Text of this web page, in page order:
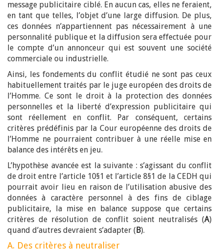
message publicitaire ciblé. En aucun cas, elles ne feraient,
en tant que telles, l’objet d’une large diffusion. De plus,
ces données n’appartiennent pas nécessairement à une
personnalité publique et la diffusion sera effectuée pour
le compte d’un annonceur qui est souvent une société
commerciale ou industrielle.
Ainsi, les fondements du conflit étudié ne sont pas ceux
habituellement traités par le juge européen des droits de
l’Homme. Ce sont le droit à la protection des données
personnelles et la liberté d’expression publicitaire qui
sont réellement en conflit. Par conséquent, certains
critères prédéfinis par la Cour européenne des droits de
l’Homme ne pourraient contribuer à une réelle mise en
balance des intérêts en jeu.
L’hypothèse avancée est la suivante : s’agissant du conflit
de droit entre l’article 10§1 et l’article 8§1 de la CEDH qui
pourrait avoir lieu en raison de l’utilisation abusive des
données à caractère personnel à des fins de ciblage
publicitaire, la mise en balance suppose que certains
critères de résolution de conflit soient neutralisés (A)
quand d’autres devraient s’adapter (B).
A. Des critères à neutraliser